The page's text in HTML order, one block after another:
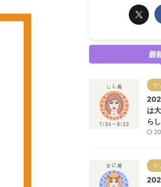
最
サ
は
ら
サ